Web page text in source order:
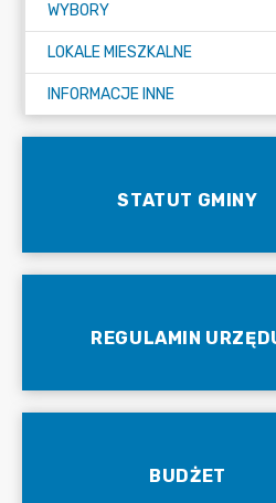
WYBORY
LOKALE MIESZKALNE
INFORMACJE INNE
STATUT GMINY
REGULAMIN
BUDŻET